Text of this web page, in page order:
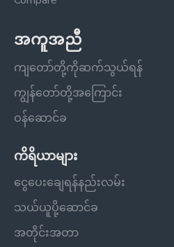
အကူအညီ
ကျတော်တို့ကိုဆက်သွယ်ရန်
ကျွန်တော်တို့အကြောင်း
ဝန်ဆောင်ခ
ကိရိယာများ
ငွေပေးချေရန်နည်းလမ်း
သယ်ယူပို့ဆောင်ခ
အတိုင်းအတာ